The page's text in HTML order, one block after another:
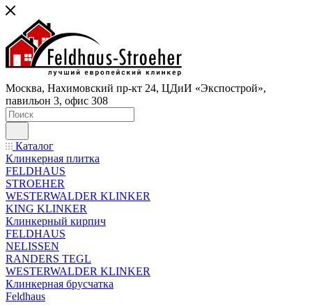
Москва, Нахимовский пр-кт 24, ЦДиИ «Экспострой»,
павильон 3, офис 308
Каталог
Клинкерная плитка
FELDHAUS
STROEHER
WESTERWALDER KLINKER
KING KLINKER
Клинкерный кирпич
FELDHAUS
NELISSEN
RANDERS TEGL
WESTERWALDER KLINKER
Клинкерная брусчатка
Feldhaus